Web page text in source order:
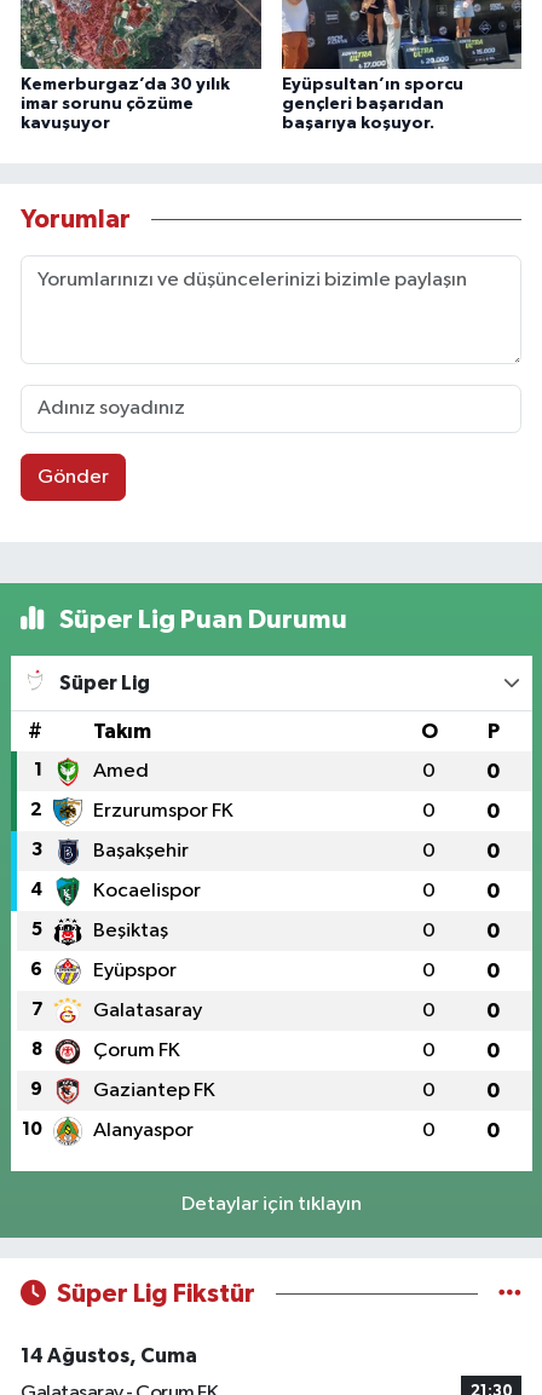
Kemerburgaz’da 30 yılık
imar sorunu çözüme
kavuşuyor
Eyüpsultan’ın sporcu
gençleri başarıdan
başarıya koşuyor.
Yorumlar
Gönder
Süper Lig Puan Durumu
Süper Lig
# Takım O P
1 Amed 0 0
2 Erzurumspor FK 0 0
3 Başakşehir 0 0
4 Kocaelispor 0 0
5 Beşiktaş 0 0
6 Eyüpspor 0 0
7 Galatasaray 0 0
8 Çorum FK 0 0
9 Gaziantep FK 0 0
10 Alanyaspor 0 0
Detaylar için tıklayın
Süper Lig Fikstür
14 Ağustos, Cuma